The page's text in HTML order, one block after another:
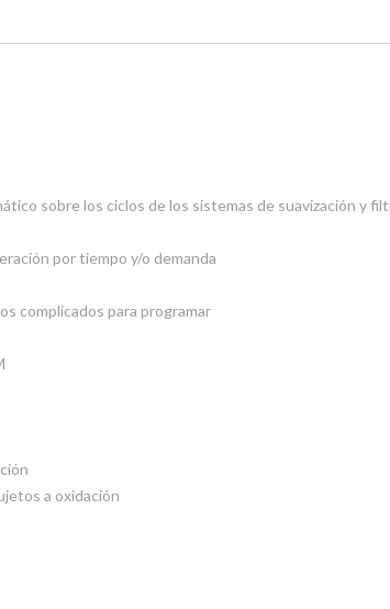
sobre los ciclos de los sistemas de suavización y
por tiempo y/o demanda
complicados para programar
a oxidación